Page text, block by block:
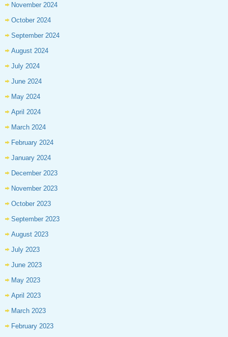
November 2024
October 2024
September 2024
August 2024
July 2024
June 2024
May 2024
April 2024
March 2024
February 2024
January 2024
December 2023
November 2023
October 2023
September 2023
August 2023
July 2023
June 2023
May 2023
April 2023
March 2023
February 2023